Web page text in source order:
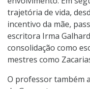
trajetória de vida,
incentivo da mãe,
escritora Irma
consolidação como
mestres como
O professor também